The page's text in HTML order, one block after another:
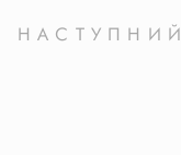
НАСТУПНИЙ